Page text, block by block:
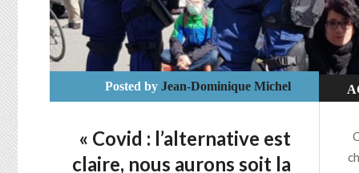
Posted by Jean-Dominique Michel
« Covid : l’alternative est
claire, nous aurons soit la